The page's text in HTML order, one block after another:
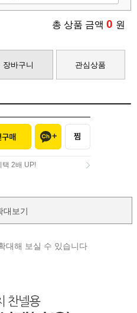
총 상품 금액 0 원
장바구니 관심상품
택 2배 UP!
대보기
대해 보실 수 있습니다